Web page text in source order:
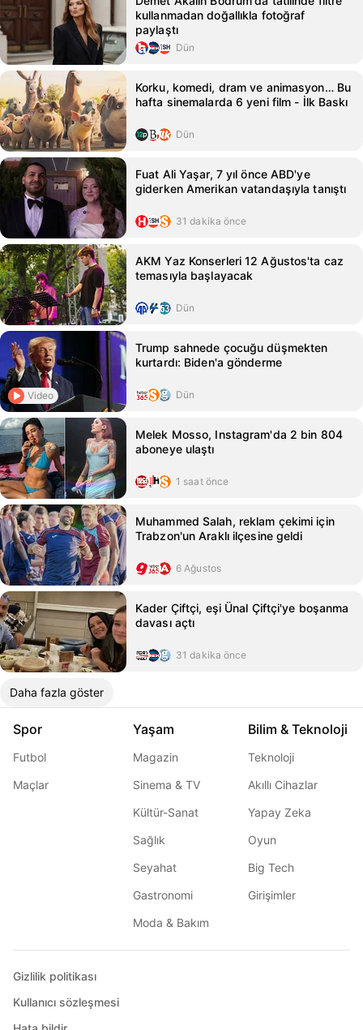
kullanmadan doğallıkla fotoğraf
paylaştı
Dün
Korku, komedi, dram ve animasyon… Bu
hafta sinemalarda 6 yeni film - İlk Baskı
Dün
Fuat Ali Yaşar, 7 yıl önce ABD'ye
giderken Amerikan vatandaşıyla tanıştı
31 dakika önce
AKM Yaz Konserleri 12 Ağustos'ta caz
temasıyla başlayacak
Dün
Video
Trump sahnede çocuğu düşmekten
kurtardı: Biden'a gönderme
Dün
Melek Mosso, Instagram'da 2 bin 804
aboneye ulaştı
1 saat önce
Muhammed Salah, reklam çekimi için
Trabzon'un Araklı ilçesine geldi
6 Ağustos
Kader Çiftçi, eşi Ünal Çiftçi'ye boşanma
davası açtı
31 dakika önce
Daha fazla göster
Spor
Futbol
Maçlar
Yaşam
Magazin
Sinema & TV
Kültür-Sanat
Sağlık
Seyahat
Gastronomi
Moda & Bakım
Bilim & Teknoloji
Teknoloji
Akıllı Cihazlar
Yapay Zeka
Oyun
Big Tech
Girişimler
Gizlilik politikası
Kullanıcı sözleşmesi